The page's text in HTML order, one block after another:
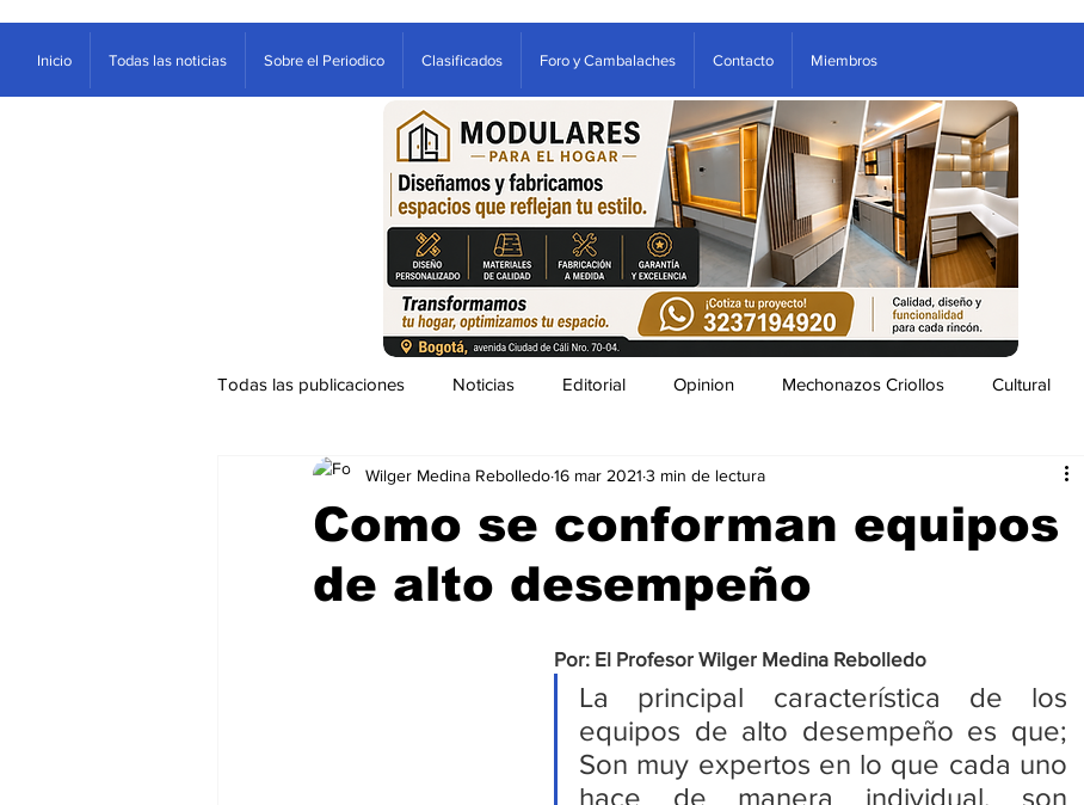
Inicio Todas las noticias Sobre el Periodico Clasificados Foro y Cambalaches Contacto Miembros
Todas las publicaciones Noticias Editorial Opinion Mechonazos Criollos Cultural
Ventana Sociales Entretenimiento Estampas Arboletes
Como se conforman equipos
de alto desempeño
Wilger Medina Rebolledo16 mar 2021 3 min de lectura
Por: El Profesor Wilger Medina Rebolledo
La principal característica de los
equipos de alto desempeño es que;
Son muy expertos en lo que cada uno
hace de manera individual, son